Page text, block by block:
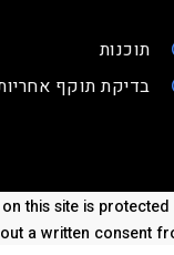
תוכנות
בדיקת תוקף
this site is
a written consent